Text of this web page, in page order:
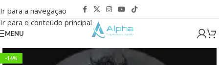
Ir para a navegação
Ir para o conteúdo principal
MENU
-14%